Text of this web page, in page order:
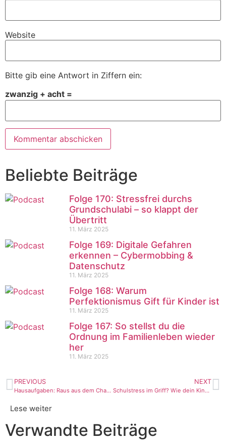
Website
Bitte gib eine Antwort in Ziffern ein:
zwanzig + acht =
Beliebte Beiträge
Folge 170: Stressfrei durchs
Grundschulabi – so klappt der
Übertritt
11. März 2025
Folge 169: Digitale Gefahren
erkennen – Cybermobbing &
Datenschutz
11. März 2025
Folge 168: Warum
Perfektionismus Gift für Kinder ist
11. März 2025
Folge 167: So stellst du die
Ordnung im Familienleben wieder
her
11. März 2025
PREVIOUS
Hausaufgaben: Raus aus dem Chaos mit 7 Strategien
NEXT
Schulstress im Griff? Wie dein Kind effizient und eigenverantwortlich lernen lernt
Lese weiter
Verwandte Beiträge